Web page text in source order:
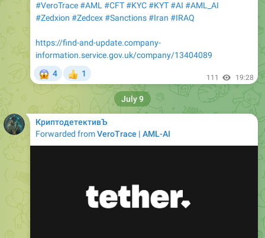
#VeroTrace#AML #CFT#KYC#KYT#AI #AML_AI
#Zedxion #Zedcex#Sanctions#Iran #IRAQ
https://find-and-update.company-
information.service.gov.uk/company/13404089
4 1 111 19:28
КриптодетективЪ
Forwarded fromVeroTrace | AML-AI
July 9